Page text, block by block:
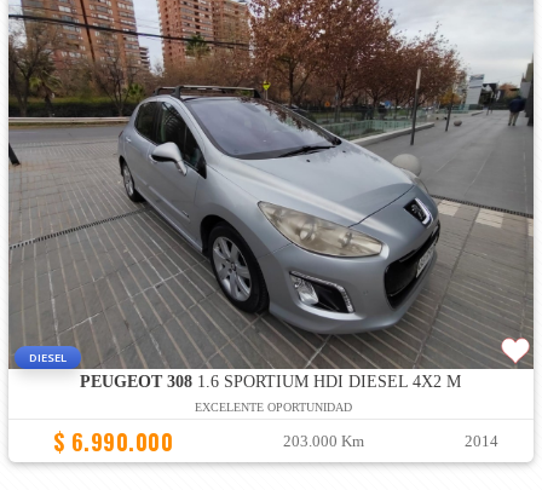
DIESEL
PEUGEOT 308 1.6 SPORTIUM HDI DIESEL 4X2 M
EXCELENTE OPORTUNIDAD
$ 6.990.000 203.000 Km 2014